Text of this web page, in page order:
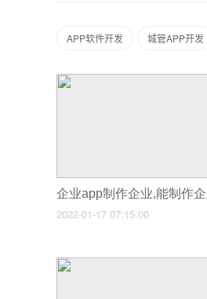
APP软件开发 城管APP开发
2022-01-17 07:15:00